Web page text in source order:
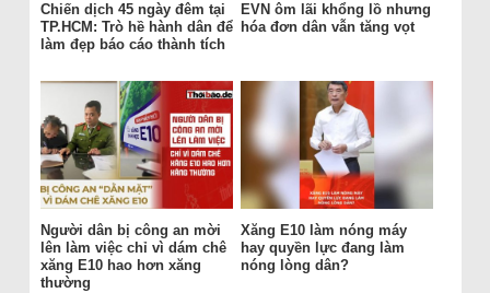
Chiến dịch 45 ngày đêm tại
TP.HCM: Trò hề hành dân để
làm đẹp báo cáo thành tích
EVN ôm lãi khổng lồ nhưng
hóa đơn dân vẫn tăng vọt
Người dân bị công an mời
lên làm việc chỉ vì dám chê
xăng E10 hao hơn xăng
thường
Xăng E10 làm nóng máy
hay quyền lực đang làm
nóng lòng dân?